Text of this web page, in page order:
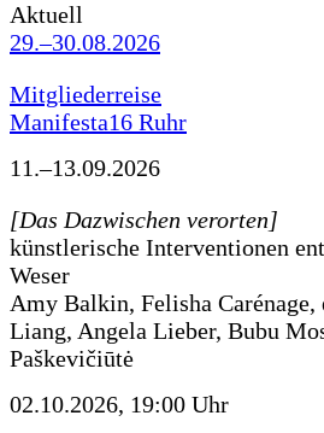
Aktuell
29.–30.08.2026
Mitgliederreise
Manifesta16 Ruhr
11.–13.09.2026
[Das Dazwischen verorten]
künstlerische Interventionen
Weser
Amy Balkin, Felisha
Liang, Angela Lieber, Bubu
Paškevičiūtė
02.10.2026, 19:00 Uhr